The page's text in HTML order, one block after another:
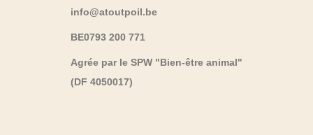
info@atoutpoil.be
BE0793 200 771
Agrée par le SPW "Bien-être animal"
(DF 4050017)